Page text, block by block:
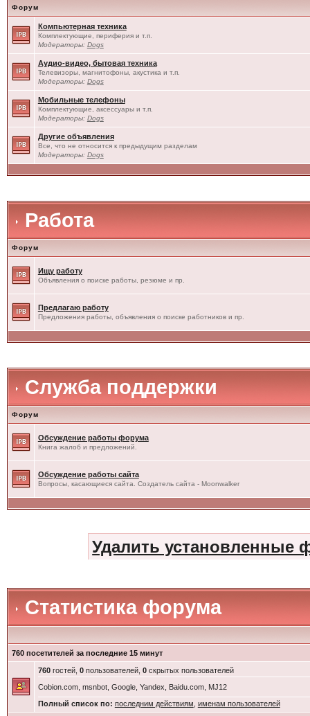
Форум
Компьютерная техника
Комплектующие, периферия и т.п.
Модераторы: Dogs
Аудио-видео, бытовая техника
Телевизоры, магнитофоны, акустика и т.п.
Модераторы: Dogs
Мобильные телефоны
Комплектующие, аксессуары и т.п.
Модераторы: Dogs
Другие объявления
Все, что не относится к предыдущим разделам
Модераторы: Dogs
Работа
Форум
Ищу работу
Объявления о поиске работы, резюме и пр.
Предлагаю работу
Предложения работы, объявления о поиске работников и пр.
Служба поддержки
Форум
Обсуждение работы форума
Книга жалоб и предложений.
Обсуждение работы сайта
Вопросы, касающиеся сайта. Создатель сайта - Moonwalker
Удалить установленные
Статистика форума
760 посетителей за последние 15 минут
760гостей, 0пользователей, 0скрытых пользователей
Cobion.com, msnbot, Google, Yandex, Baidu.com, MJ12
Полный список по: последним действиям именам пользователей